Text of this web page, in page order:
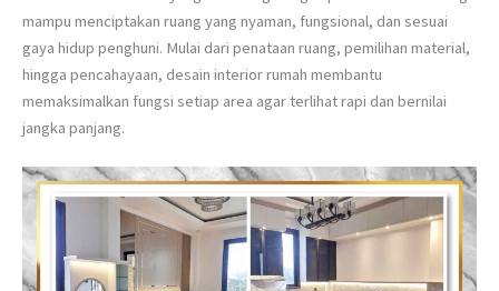
mampu menciptakan ruang yang nyaman, fungsional, dan sesuai
gaya hidup penghuni. Mulai dari penataan ruang, pemilihan material,
hingga pencahayaan, desain interior rumah membantu
memaksimalkan fungsi setiap area agar terlihat rapi dan bernilai
jangka panjang.